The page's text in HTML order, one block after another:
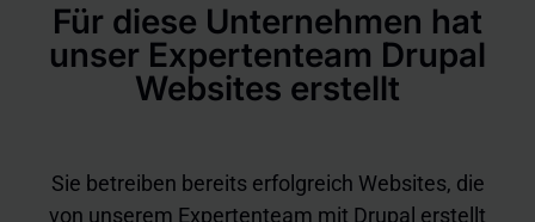
Für diese Unternehmen hat
unser Expertenteam Drupal
Websites erstellt
Sie betreiben bereits erfolgreich Websites, die
von unserem Expertenteam mit Drupal erstellt